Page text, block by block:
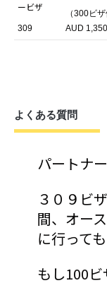
ービザ
309
（300ビ
AUD 1,350
よくある質問
パートナ
３０９ビ
間、オー
に行って
もし100